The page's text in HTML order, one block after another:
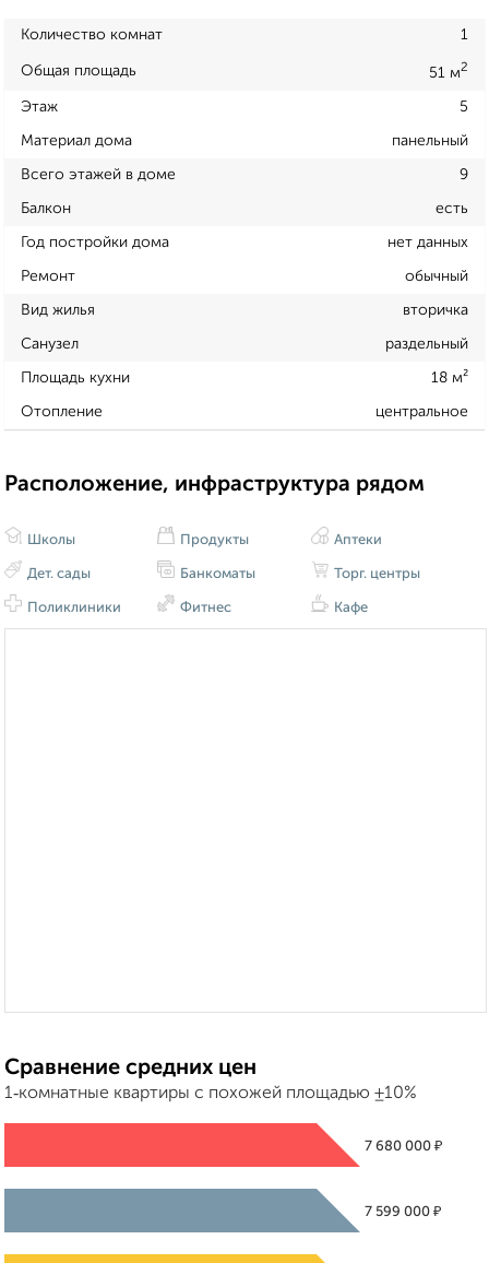
Количество комнат 1
Общая площадь 51 м2
Этаж 5
Материал дома панельный
Всего этажей в доме 9
Балкон есть
Год постройки дома нет данных
Ремонт обычный
Вид жилья вторичка
Санузел раздельный
Площадь кухни 18 м²
Отопление центральное
Расположение, инфраструктура рядом
Школы
Дет. сады
Поликлиники
Продукты
Банкоматы
Фитнес
Аптеки
Торг. центры
Кафе
Сравнение средних цен
1‑комнатные квартиры с похожей площадью ±10%
7 680 000 ₽
7 599 000 ₽